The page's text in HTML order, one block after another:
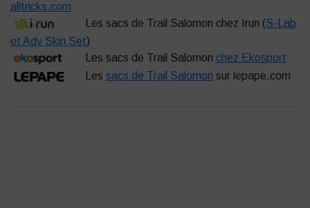
alltricks.com
Les sacs de Trail Salomon chez Irun (S-Lab
et Adv Skin Set)
Les sacs de Trail Salomonchez Ekosport
Lessacs de Trail Salomon sur lepape.com